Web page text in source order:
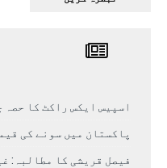
اسپیس ایکس راکٹ کا حصہ
پاکستان میں سونے کی قیمت میں 11,300
فیصل قریشی کا مطالبہ: